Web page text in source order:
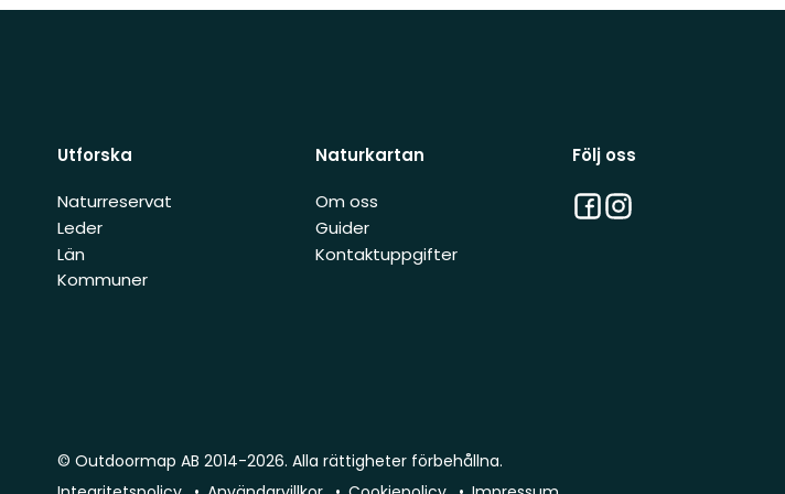
Utforska
Naturreservat
Leder
Län
Kommuner
Naturkartan
Om oss
Guider
Kontaktuppgifter
Följ oss
Facebook
Instagram
© Outdoormap AB 2014-2026. Alla rättigheter förbehållna.